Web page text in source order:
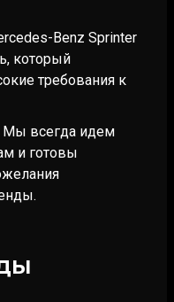
Benz Sprinter
который
требования к
всегда идем
и готовы